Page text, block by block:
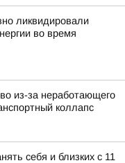
ликвидировали
во время
из-за неработающего
коллапс
себя и близких с 11